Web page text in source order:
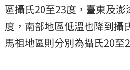
區攝氏20至23度，臺東及澎
度，南部地區低溫也降到攝
馬祖地區則分別為攝氏20至